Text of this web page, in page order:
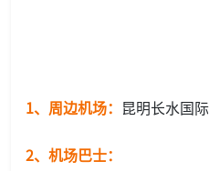
1、周边机场： 昆明长水国
2、机场巴士：